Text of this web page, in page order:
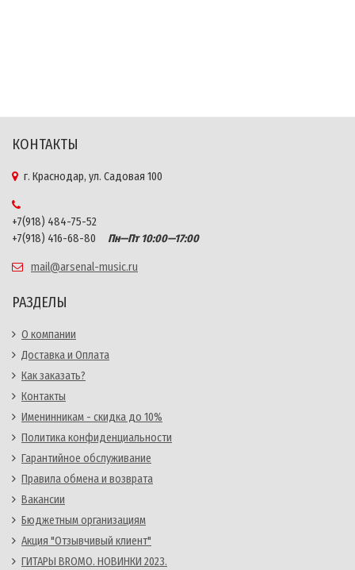
КОНТАКТЫ
г. Краснодар, ул. Садовая 100
+7(918) 484-75-52
+7(918) 416-68-80
Пн—Пт 10:00—17:00
mail@arsenal-music.ru
РАЗДЕЛЫ
О компании
Доставка и Оплата
Как заказать?
Контакты
Именинникам - скидка до 10%
Политика конфиденциальности
Гарантийное обслуживание
Правила обмена и возврата
Вакансии
Бюджетным организациям
Акция "Отзывчивый клиент"
ГИТАРЫ BROMO. НОВИНКИ 2023.